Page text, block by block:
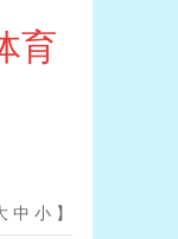
育
中 小 】